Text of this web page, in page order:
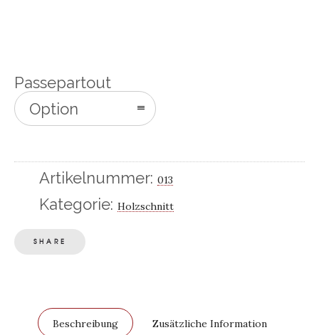
Passepartout
Option
Artikelnummer: 013
Kategorie: Holzschnitt
SHARE
Beschreibung Zusätzliche Information